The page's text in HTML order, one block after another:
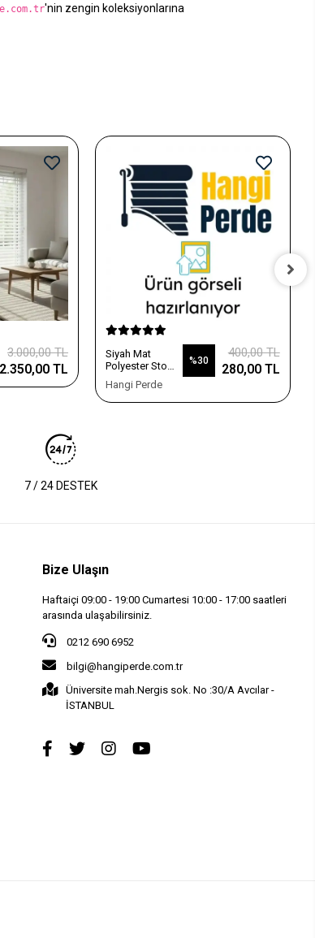
'nin zengin koleksiyonlarına
3.000,00 TL
2.350,00 TL
Siyah Mat
Polyester Stor
Perde
%30
400,00 TL
280,00 TL
Hangi Perde
7 / 24 DESTEK
Bize Ulaşın
Haftaiçi 09:00 - 19:00 Cumartesi 10:00 - 17:00 saatleri
arasında ulaşabilirsiniz.
0212 690 6952
bilgi@hangiperde.com.tr
Üniversite mah.Nergis sok. No :30/A Avcılar -
İSTANBUL